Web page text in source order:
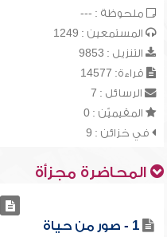
ملحوظة : ---
المستمعين : 1249
التنزيل : 9853
قراءة: 14577
الرسائل : 7
المقيميّن : 0
في خزائن : 9
المحاضرة مجزأة
1 - صور من حياة